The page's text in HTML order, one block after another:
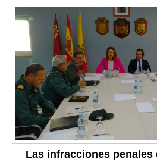
Las infracciones penales